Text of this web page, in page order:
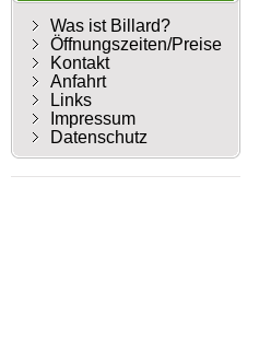
Was ist Billard?
Öffnungszeiten/Preise
Kontakt
Anfahrt
Links
Impressum
Datenschutz